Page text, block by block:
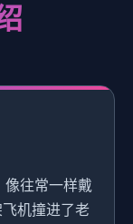
像往常一样戴
机撞进了老